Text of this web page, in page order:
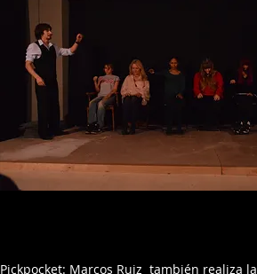
Pickpocket: Marcos Ruiz también realiza la